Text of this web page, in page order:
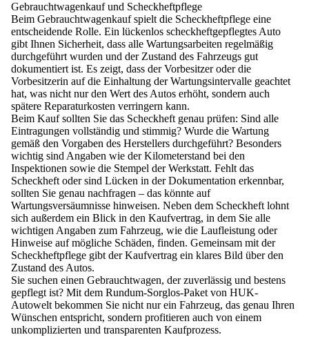
Gebrauchtwagenkauf und Scheckheftpflege
Beim Gebrauchtwagenkauf spielt die Scheckheftpflege eine
entscheidende Rolle. Ein lückenlos scheckheftgepflegtes Auto
gibt Ihnen Sicherheit, dass alle Wartungsarbeiten regelmäßig
durchgeführt wurden und der Zustand des Fahrzeugs gut
dokumentiert ist. Es zeigt, dass der Vorbesitzer oder die
Vorbesitzerin auf die Einhaltung der Wartungsintervalle geachtet
hat, was nicht nur den Wert des Autos erhöht, sondern auch
spätere Reparaturkosten verringern kann.
Beim Kauf sollten Sie das Scheckheft genau prüfen: Sind alle
Eintragungen vollständig und stimmig? Wurde die Wartung
gemäß den Vorgaben des Herstellers durchgeführt? Besonders
wichtig sind Angaben wie der Kilometerstand bei den
Inspektionen sowie die Stempel der Werkstatt. Fehlt das
Scheckheft oder sind Lücken in der Dokumentation erkennbar,
sollten Sie genau nachfragen – das könnte auf
Wartungsversäumnisse hinweisen. Neben dem Scheckheft lohnt
sich außerdem ein Blick in den Kaufvertrag, in dem Sie alle
wichtigen Angaben zum Fahrzeug, wie die Laufleistung oder
Hinweise auf mögliche Schäden, finden. Gemeinsam mit der
Scheckheftpflege gibt der Kaufvertrag ein klares Bild über den
Zustand des Autos.
Sie suchen einen Gebrauchtwagen, der zuverlässig und bestens
gepflegt ist? Mit dem Rundum-Sorglos-Paket von HUK-
Autowelt bekommen Sie nicht nur ein Fahrzeug, das genau Ihren
Wünschen entspricht, sondern profitieren auch von einem
unkomplizierten und transparenten Kaufprozess.